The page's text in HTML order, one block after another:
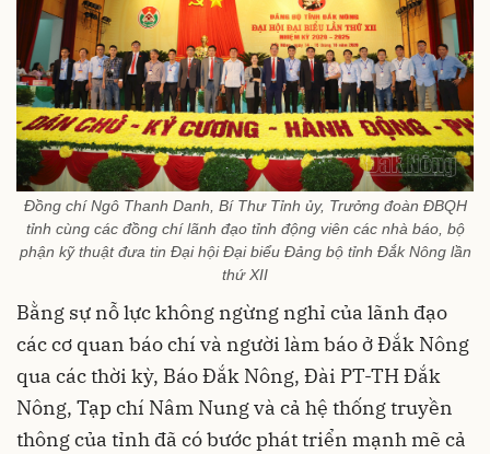
Đồng chí Ngô Thanh Danh, Bí Thư Tỉnh ủy, Trưởng đoàn ĐBQH
tỉnh cùng các đồng chí lãnh đạo tỉnh động viên các nhà báo, bộ
phận kỹ thuật đưa tin Đại hội Đại biểu Đảng bộ tỉnh Đắk Nông lần
thứ XII
Bằng sự nỗ lực không ngừng nghỉ của lãnh đạo
các cơ quan báo chí và người làm báo ở Đắk Nông
qua các thời kỳ, Báo Đắk Nông, Đài PT-TH Đắk
Nông, Tạp chí Nâm Nung và cả hệ thống truyền
thông của tỉnh đã có bước phát triển mạnh mẽ cả